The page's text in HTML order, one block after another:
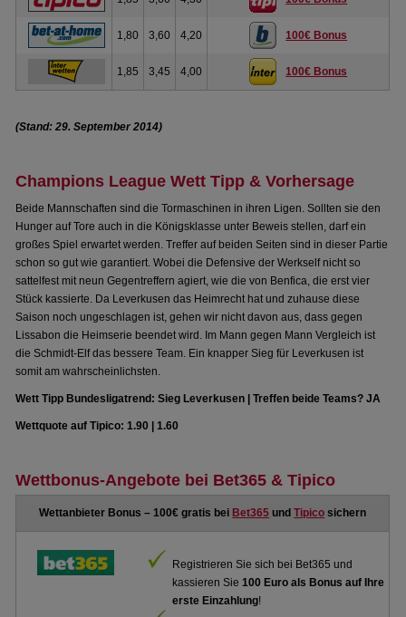
1,80 3,60 4,20 100€ Bonus
1,85 3,45 4,00 100€ Bonus
(Stand: 29. September 2014)
Champions League Wett Tipp & Vorhersage
Beide Mannschaften sind die Tormaschinen in ihren Ligen. Sollten sie den
Hunger auf Tore auch in die Königsklasse unter Beweis stellen, darf ein
großes Spiel erwartet werden. Treffer auf beiden Seiten sind in dieser Partie
schon so gut wie garantiert. Wobei die Defensive der Werkself nicht so
sattelfest mit neun Gegentreffern agiert, wie die von Benfica, die erst vier
Stück kassierte. Da Leverkusen das Heimrecht hat und zuhause diese
Saison noch ungeschlagen ist, gehen wir nicht davon aus, dass gegen
Lissabon die Heimserie beendet wird. Im Mann gegen Mann Vergleich ist
die Schmidt-Elf das bessere Team. Ein knapper Sieg für Leverkusen ist
somit am wahrscheinlichsten.
Wett Tipp Bundesligatrend: Sieg Leverkusen | Treffen beide Teams? JA
Wettquote auf Tipico: 1.90 | 1.60
Wettbonus-Angebote bei Bet365 & Tipico
Wettanbieter Bonus – 100€ gratis bei Bet365 undTipico sichern
Registrieren Sie sich bei Bet365 und
kassieren Sie100 Euro als Bonus auf Ihre
erste Einzahlung!